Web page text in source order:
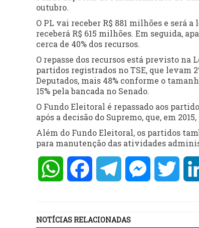
outubro.
O PL vai receber R$ 881 milhões e será
receberá R$ 615 milhões. Em seguida,
cerca de 40% dos recursos.
O repasse dos recursos está previsto
partidos registrados no TSE, que levam
Deputados, mais 48% conforme o
15% pela bancada no Senado.
O Fundo Eleitoral é repassado aos
após a decisão do Supremo, que, em
Além do Fundo Eleitoral, os partidos
para manutenção das atividades
WhatsAppFacebookTelegramMessenger
NOTÍCIAS RELACIONADAS